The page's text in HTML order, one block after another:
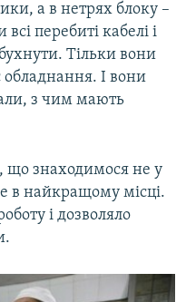
а в нетрях блоку –
перебиті кабелі і
Тільки вони
обладнання. І вони
з чим мають
що знаходимося не у
в найкращому місці.
і дозволяло